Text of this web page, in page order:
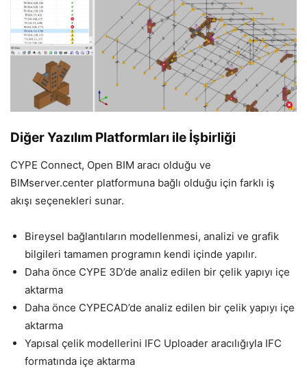
Diğer Yazılım Platformları ile İşbirliği
CYPE Connect, Open BIM aracı olduğu ve
BIMserver.center platformuna bağlı olduğu için farklı iş
akışı seçenekleri sunar.
Bireysel bağlantıların modellenmesi, analizi ve grafik
bilgileri tamamen programın kendi içinde yapılır.
Daha önce CYPE 3D’de analiz edilen bir çelik yapıyı içe
aktarma
Daha önce CYPECAD’de analiz edilen bir çelik yapıyı içe
aktarma
Yapısal çelik modellerini IFC Uploader aracılığıyla IFC
formatında içe aktarma